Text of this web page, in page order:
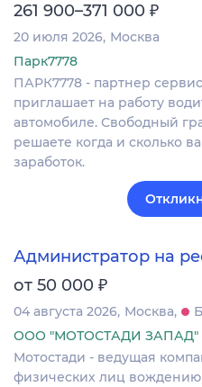
261 900–371 000 ₽
20 июля 2026 Москва
Парк7778
ПАРК7778 - партнер
приглашает на работу
автомобиле. Свободный
решаете когда и сколько
заработок.
Администратор на
от 50 000 ₽
04 августа 2026 Москва
ООО "МОТОСТАДИ ЗАПАД"
Мотостади - ведущая
физических лиц вождению